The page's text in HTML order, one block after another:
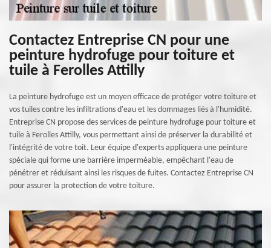
Contactez Entreprise CN pour une
peinture hydrofuge pour toiture et
tuile à Ferolles Attilly
La peinture hydrofuge est un moyen efficace de protéger votre toiture et
vos tuiles contre les infiltrations d'eau et les dommages liés à l'humidité.
Entreprise CN propose des services de peinture hydrofuge pour toiture et
tuile à Ferolles Attilly, vous permettant ainsi de préserver la durabilité et
l'intégrité de votre toit. Leur équipe d'experts appliquera une peinture
spéciale qui forme une barrière imperméable, empêchant l'eau de
pénétrer et réduisant ainsi les risques de fuites. Contactez Entreprise CN
pour assurer la protection de votre toiture.